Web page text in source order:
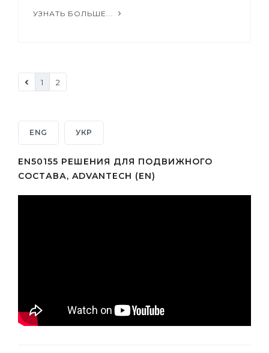
УЗНАТЬ БОЛЬШЕ...
1 2
ENG УКР
EN50155 РЕШЕНИЯ ДЛЯ ПОДВИЖНОГО
СОСТАВА, ADVANTECH (EN)